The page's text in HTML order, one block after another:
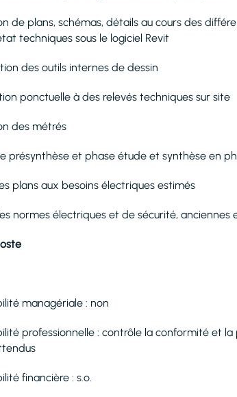
plans, schémas, détails au cours des
techniques sous le logiciel Revit
outils internes de dessin
à des relevés techniques sur site
métrés
et phase étude et synthèse en
aux besoins électriques estimés
électriques et de sécurité, anciennes
managériale : non
professionnelle : contrôle la conformité et
financière : s.o.